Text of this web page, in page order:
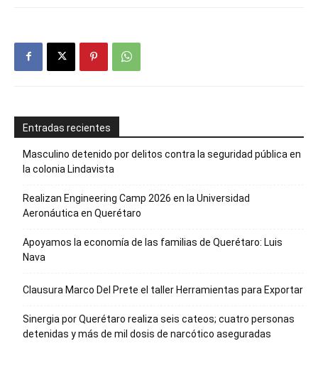
Entradas recientes
Masculino detenido por delitos contra la seguridad pública en
la colonia Lindavista
Realizan Engineering Camp 2026 en la Universidad
Aeronáutica en Querétaro
Apoyamos la economía de las familias de Querétaro: Luis
Nava
Clausura Marco Del Prete el taller Herramientas para Exportar
Sinergia por Querétaro realiza seis cateos; cuatro personas
detenidas y más de mil dosis de narcótico aseguradas